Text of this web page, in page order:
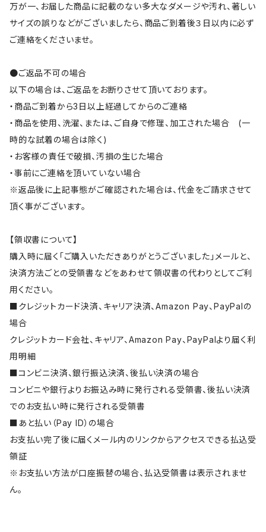
万が一、お届した商品に記載のない多大なダメージや汚れ、著しい
サイズの誤りなどがございましたら、商品ご到着後３日以内に必ず
ご連絡をくださいませ。
●ご返品不可の場合
以下の場合は、ご返品をお断りさせて頂いております。
・商品ご到着から3日以上経過してからのご連絡
・商品を使用、洗濯、または、ご自身で修理、加工された場合 (一
時的な試着の場合は除く)
・お客様の責任で破損、汚損の生じた場合
・事前にご連絡を頂いていない場合
※返品後に上記事態がご確認された場合は、代金をご請求させて
頂く事がございます。
【領収書について】
購入時に届く「ご購入いただきありがとうございました」メールと、
決済方法ごとの受領書などをあわせて領収書の代わりとしてご利
用ください。
■クレジットカード決済、キャリア決済、Amazon Pay、PayPalの
場合
クレジットカード会社、キャリア、Amazon Pay、PayPalより届く利
用明細
■コンビニ決済、銀行振込決済、後払い決済の場合
コンビニや銀行よりお振込み時に発行される受領書、後払い決済
でのお支払い時に発行される受領書
■あと払い（Pay ID）の場合
お支払い完了後に届くメール内のリンクからアクセスできる払込受
領証
※お支払い方法が口座振替の場合、払込受領書は表示されませ
ん。